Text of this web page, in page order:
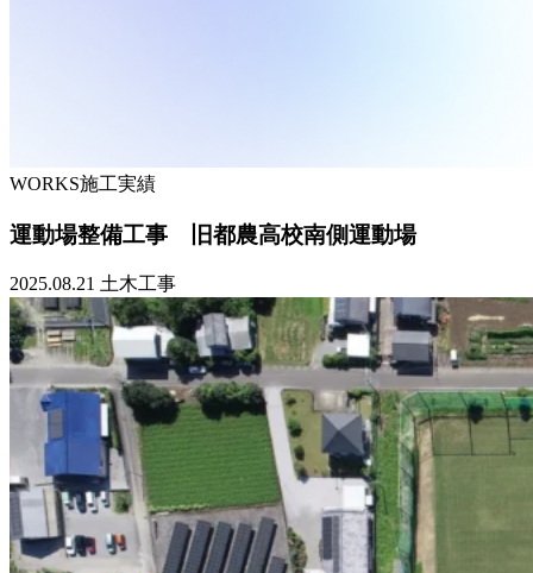
WORKS施工実績
運動場整備工事 旧都農高校南側運動場
2025.08.21 土木工事